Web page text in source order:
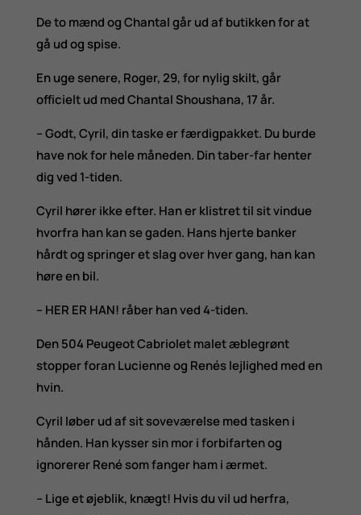
De to mænd og Chantal går ud af butikken for at
gå ud og spise.
En uge senere, Roger, 29, for nylig skilt, går
officielt ud med Chantal Shoushana, 17 år.
– Godt, Cyril, din taske er færdigpakket. Du burde
have nok for hele måneden. Din taber-far henter
dig ved 1-tiden.​
Cyril hører ikke efter. Han er klistret til sit vindue
hvorfra han kan se gaden. Hans hjerte banker
hårdt og springer et slag over hver gang, han kan
høre en bil.
– HER ER HAN! råber han ved 4-tiden.
Den 504 Peugeot Cabriolet malet æblegrønt
stopper foran Lucienne og Renés lejlighed med en
hvin.
Cyril løber ud af sit soveværelse med tasken i
hånden. Han kysser sin mor i forbifarten og
ignorerer René som fanger ham i ærmet.
– Lige et øjeblik, knægt! Hvis du vil ud herfra,